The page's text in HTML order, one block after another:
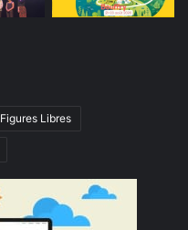
Figures Libres